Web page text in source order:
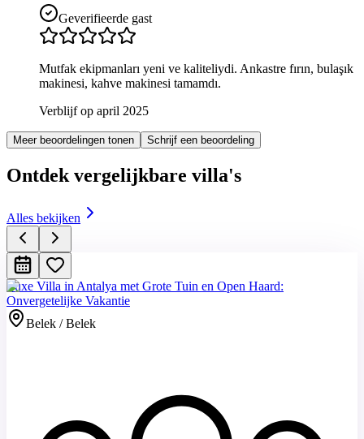
Geverifieerde gast
Mutfak ekipmanları yeni ve kaliteliydi. Ankastre fırın, bulaşık
makinesi, kahve makinesi tamamdı.
Verblijf op april 2025
Meer beoordelingen tonen Schrijf een beoordeling
Ontdek vergelijkbare villa's
Alles bekijken
Luxe Villa in Antalya met Grote Tuin en Open Haard:
Onvergetelijke Vakantie
Belek / Belek